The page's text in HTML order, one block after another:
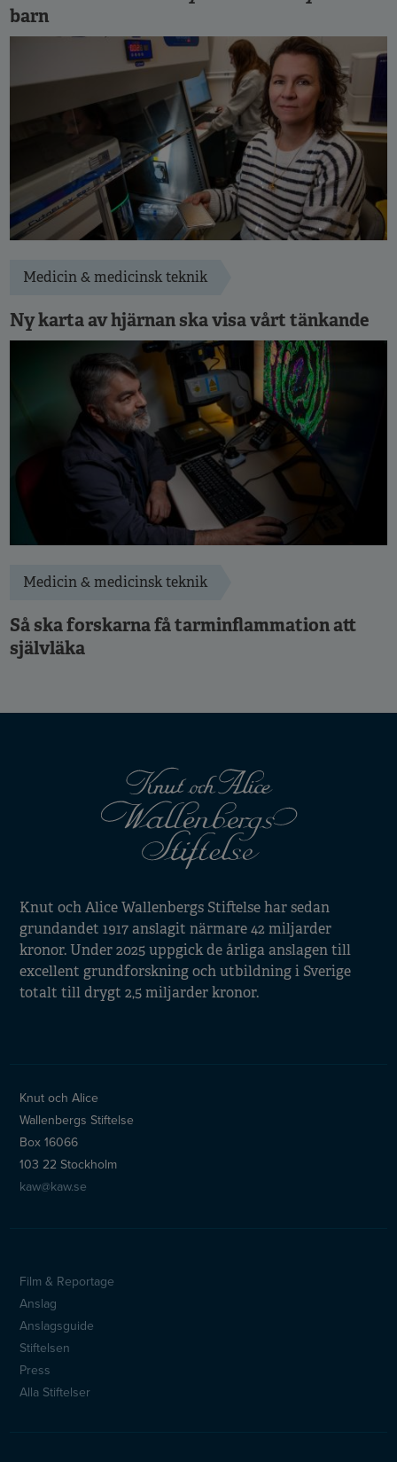
barn
Medicin & medicinsk teknik
Ny karta av hjärnan ska visa vårt tänkande
Medicin & medicinsk teknik
Så ska forskarna få tarminflammation att
självläka
Knut och Alice Wallenbergs Stiftelse har sedan
grundandet 1917 anslagit närmare 42 miljarder
kronor. Under 2025 uppgick de årliga anslagen till
excellent grundforskning och utbildning i Sverige
totalt till drygt 2,5 miljarder kronor.
Knut och Alice
Wallenbergs Stiftelse
Box 16066
103 22 Stockholm
kaw@kaw.se
Sidfotsmeny
Film & Reportage
Anslag
Anslagsguide
Stiftelsen
Press
Alla Stiftelser